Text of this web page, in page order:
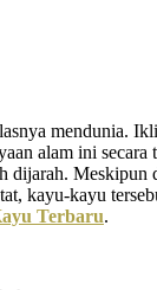
mendunia.
alam ini secara
dijarah.
kayu-kayu
Terbaru.